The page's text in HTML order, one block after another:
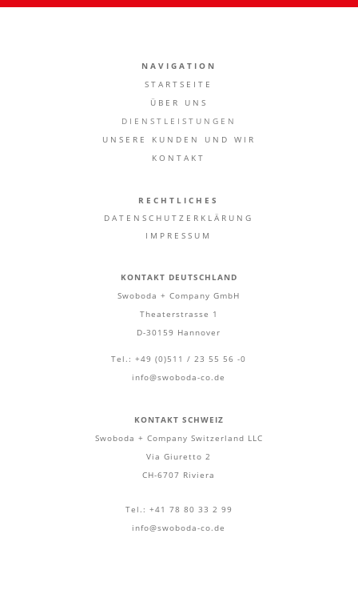
NAVIGATION
STARTSEITE
ÜBER UNS
DIENSTLEISTUNGEN
UNSERE KUNDEN UND WIR
KONTAKT
RECHTLICHES
DATENSCHUTZERKLÄRUNG
IMPRESSUM
KONTAKT DEUTSCHLAND
Swoboda + Company GmbH
Theaterstrasse 1
D-30159 Hannover
Tel.: +49 (0)511 / 23 55 56 -0
info@swoboda-co.de
KONTAKT SCHWEIZ
Swoboda + Company Switzerland LLC
Via Giuretto 2
CH-6707 Riviera
Tel.: +41 78 80 33 2 99
info@swoboda-co.de